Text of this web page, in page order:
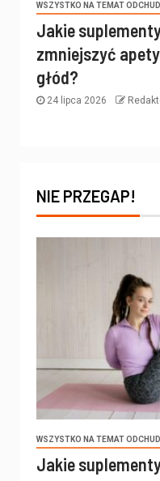
WSZYSTKO NA TEMAT
Jakie
zmniejszyć
głód?
24 lipca 2026
NIE PRZEGAP!
WSZYSTKO NA TEMAT
Jakie